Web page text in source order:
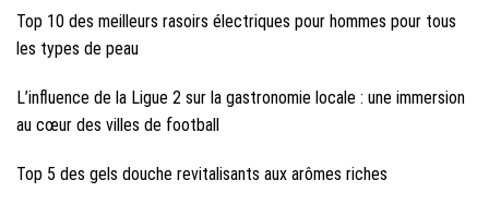
Top 10 des meilleurs rasoirs électriques pour hommes pour tous
les types de peau
L’influence de la Ligue 2 sur la gastronomie locale : une immersion
au cœur des villes de football
Top 5 des gels douche revitalisants aux arômes riches